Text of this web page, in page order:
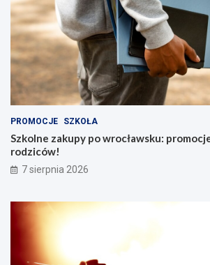
PROMOCJE SZKOŁA
Szkolne zakupy po wrocławsku:
rodziców!
7 sierpnia 2026